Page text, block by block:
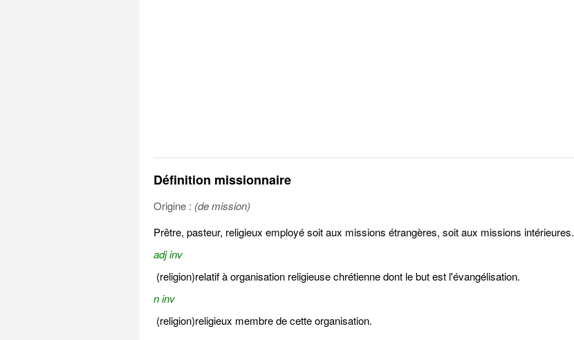
Définition missionnaire
Origine : (de mission)
Prêtre, pasteur, religieux employé soit aux missions étrangères, soit aux missions intérieures.
adj inv
(religion)relatif à organisation religieuse chrétienne dont le but est l'évangélisation.
n inv
(religion)religieux membre de cette organisation.